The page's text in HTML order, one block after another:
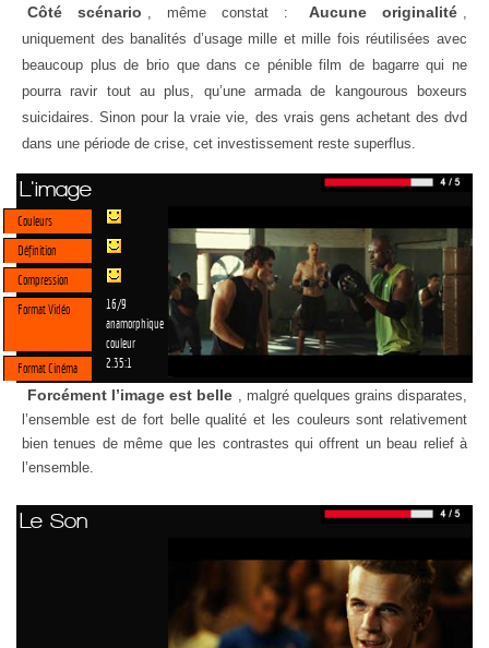
Côté scénario , même constat : Aucune originalité ,
uniquement des banalités d’usage mille et mille fois réutilisées avec
beaucoup plus de brio que dans ce pénible film de bagarre qui ne
pourra ravir tout au plus, qu’une armada de kangourous boxeurs
suicidaires. Sinon pour la vraie vie, des vrais gens achetant des dvd
dans une période de crise, cet investissement reste superflus.
L'image
Couleurs
Définition
Compression
Format Vidéo
16/9
anamorphique
couleur
Format Cinéma
2.35:1
Forcément l’image est belle , malgré quelques grains disparates,
l’ensemble est de fort belle qualité et les couleurs sont relativement
bien tenues de même que les contrastes qui offrent un beau relief à
l’ensemble.
Le Son